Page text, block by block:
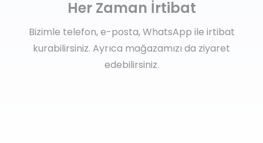
Her Zaman İrtibat
Bizimle telefon, e-posta, WhatsApp ile irtibat
kurabilirsiniz. Ayrıca mağazamızı da ziyaret
edebilirsiniz.